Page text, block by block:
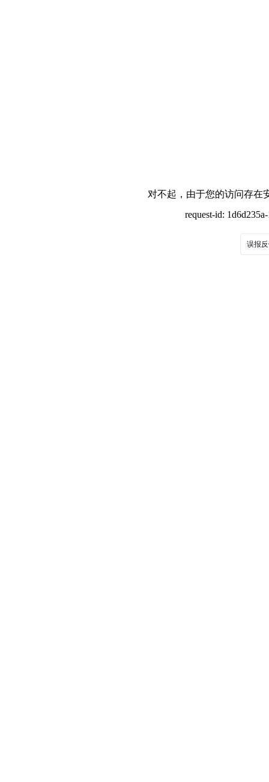
对不起，由于您的访问存在
request-id:
误报